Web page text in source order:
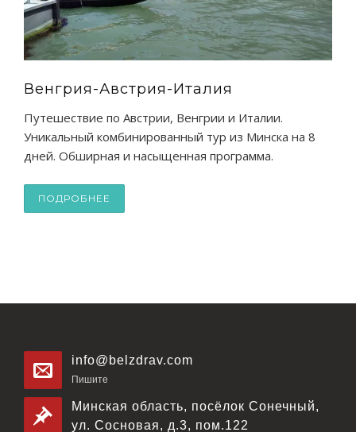
Венгрия-Австрия-Италия
Путешествие по Австрии, Венгрии и Италии.
Уникальный комбинированный тур из Минска на 8
дней. Обширная и насыщенная программа.
ПОДРОБНЕЕ
info@belzdrav.com
Пишите
Минская область, посёлок Сонечный,
ул. Сосновая, д.3, пом.122